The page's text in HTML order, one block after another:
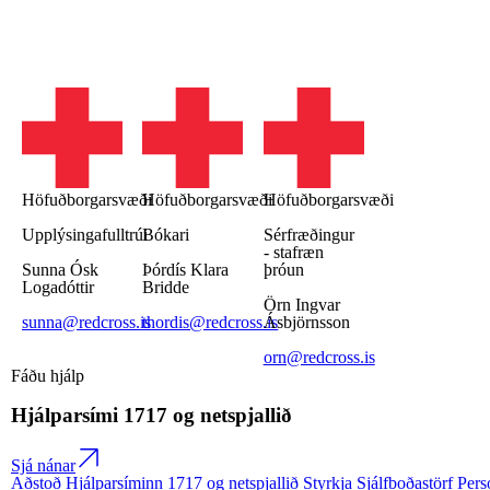
Höfuðborgarsvæði
Upplýsingafulltrúi
Sunna Ósk
Logadóttir
sunna@redcross.is
Höfuðborgarsvæði
Bókari
Þórdís Klara
Bridde
thordis@redcross.is
Höfuðborgarsvæði
Sérfræðingur
- stafræn
þróun
Örn Ingvar
Ásbjörnsson
orn@redcross.is
Fáðu hjálp
Hjálparsími 1717 og netspjallið
Sjá nánar
Aðstoð Hjálparsíminn 1717 og netspjallið Styrkja Sjálfboðastörf